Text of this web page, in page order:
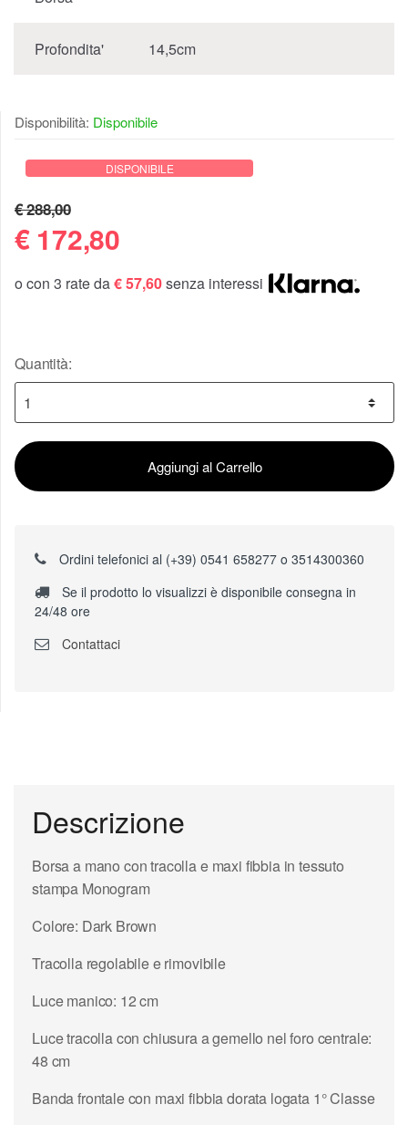
Profondita' 14,5cm
Disponibilità: Disponibile
DISPONIBILE
€ 288,00
€ 172,80
o con 3 rate da€ 57,60senza interessi
Quantità:
Aggiungi al Carrello
Ordini telefonici al (+39) 0541 658277 o 3514300360
Se il prodotto lo visualizzi è disponibile consegna in
24/48 ore
Contattaci
Descrizione
Borsa a mano con tracolla e maxi fibbia in tessuto
stampa Monogram
Colore: Dark Brown
Tracolla regolabile e rimovibile
Luce manico: 12 cm
Luce tracolla con chiusura a gemello nel foro centrale:
48 cm
Banda frontale con maxi fibbia dorata logata 1° Classe